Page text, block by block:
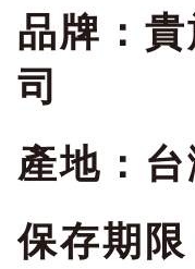
品牌：
司
產地：
保存期